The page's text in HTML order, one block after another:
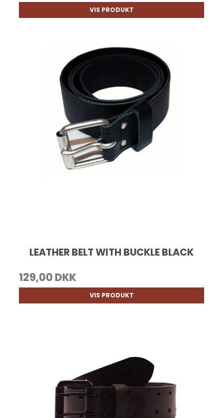
VIS PRODUKT
LEATHER BELT WITH BUCKLE BLACK
129,00 DKK
VIS PRODUKT